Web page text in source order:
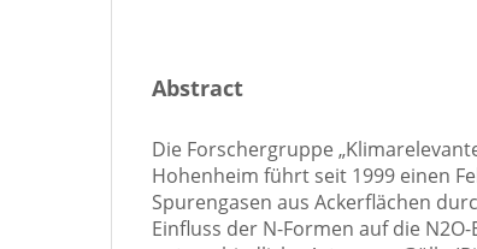
Abstract
Die Forschergruppe
Hohenheim führt seit 1999 einen
Spurengasen aus Ackerflächen
Einfluss der N-Formen auf die